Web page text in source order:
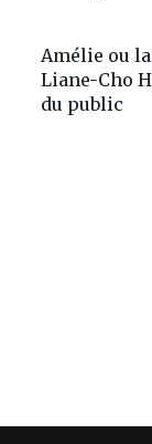
Amélie ou
Liane-Cho
du public